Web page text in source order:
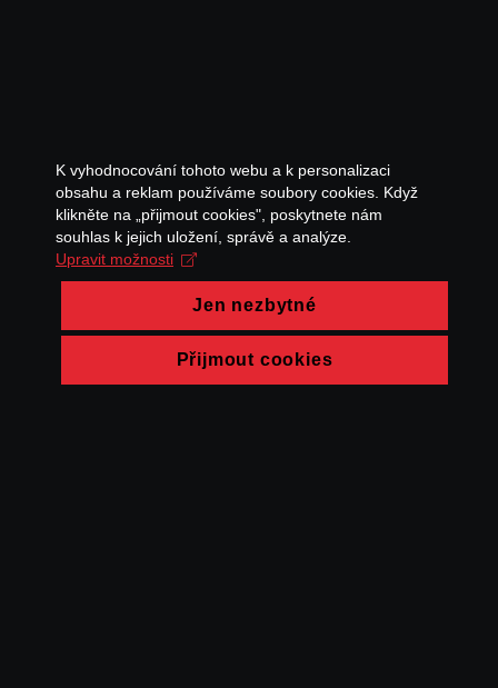
K vyhodnocování tohoto webu a k personalizaci
obsahu a reklam používáme soubory cookies. Když
klikněte na „přijmout cookies", poskytnete nám
souhlas k jejich uložení, správě a analýze.
Upravit možnosti
Jen nezbytné
Přijmout cookies